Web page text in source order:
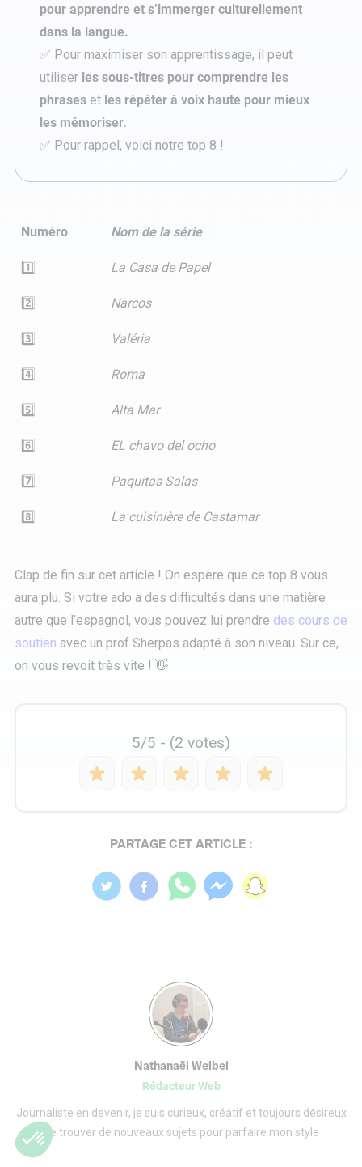
pour apprendre et s’immerger culturellement
dans la langue.
✅ Pour maximiser son apprentissage, il peut
utiliser les sous-titres pour comprendre les
phrases et les répéter à voix haute pour mieux
les mémoriser.
✅ Pour rappel, voici notre top 8 !
Numéro Nom de la série
1️⃣ La Casa de Papel
2️⃣ Narcos
3️⃣ Valéria
4️⃣ Roma
5️⃣ Alta Mar
6️⃣ EL chavo del ocho
7️⃣ Paquitas Salas
8️⃣ La cuisinière de Castamar
Clap de fin sur cet article ! On espère que ce top 8 vous
aura plu. Si votre ado a des difficultés dans une matière
autre que l’espagnol, vous pouvez lui prendre des cours de
soutien avec un prof Sherpas adapté à son niveau. Sur ce,
on vous revoit très vite ! 👋
5/5 - (2 votes)
Nathanaël Weibel
Rédacteur Web
Journaliste en devenir, je suis curieux, créatif et toujours désireux
de trouver de nouveaux sujets pour parfaire mon style
PARTAGE CET ARTICLE :